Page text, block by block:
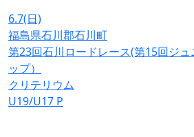
6.7(日)
福島県石川郡石川町
第23回石川ロードレース(第15回ジ
ップ）
クリテリウム
U19/U17 P